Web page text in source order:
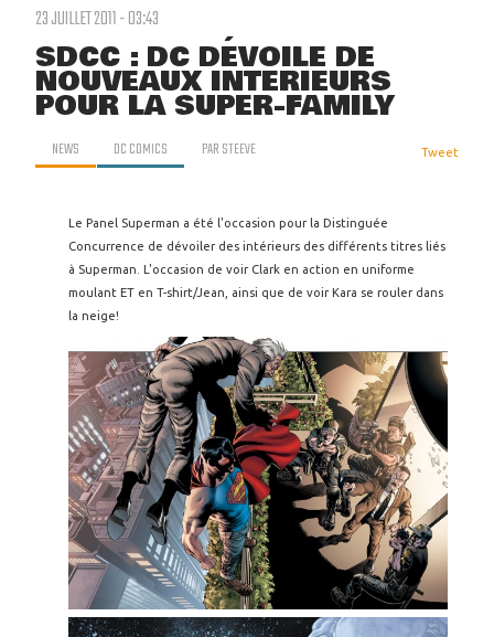
23 JUILLET 2011 - 03:43
SDCC : DC DÉVOILE DE
NOUVEAUX INTÉRIEURS
POUR LA SUPER-FAMILY
NEWS DC COMICS PARSTEEVE Tweet
Le Panel Superman a été l'occasion pour la Distinguée
Concurrence de dévoiler des intérieurs des différents titres liés
à Superman. L'occasion de voir Clark en action en uniforme
moulant ET en T-shirt/Jean, ainsi que de voir Kara se rouler dans
la neige!